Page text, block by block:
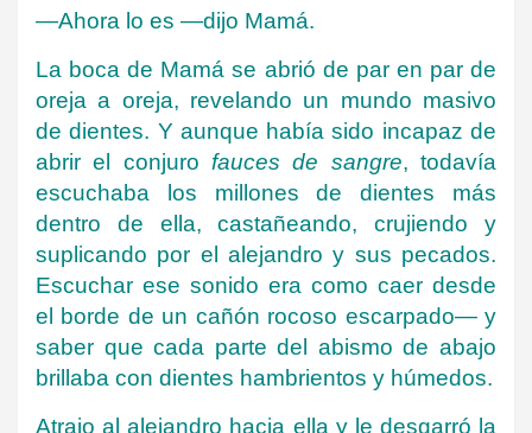
—Ahora lo es —dijo Mamá.
La boca de Mamá se abrió de par en par de
oreja a oreja, revelando un mundo masivo
de dientes. Y aunque había sido incapaz de
abrir el conjuro fauces de sangre, todavía
escuchaba los millones de dientes más
dentro de ella, castañeando, crujiendo y
suplicando por el alejandro y sus pecados.
Escuchar ese sonido era como caer desde
el borde de un cañón rocoso escarpado— y
saber que cada parte del abismo de abajo
brillaba con dientes hambrientos y húmedos.
Atrajo al alejandro hacia ella y le desgarró la